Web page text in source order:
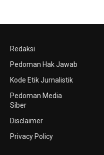
Redaksi
Pedoman Hak Jawab
Kode Etik Jurnalistik
Pedoman Media
Siber
Disclaimer
Privacy Policy